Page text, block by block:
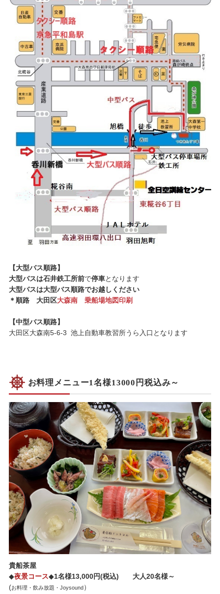
【大型バス順路】
大型バスは石井鉄工所前で停車となります
大型バスは大型バス順路でお越しください
＊順路 大田区大森南 乗船場地図印刷
【中型バス順路】
大田区大森南5-6-3 池上自動車教習所うら入口となります
お料理メニュー1名様13000円税込み～
貴船茶屋
◆夜景コース◆1名様13,000円(税込) 大人20名様～
(お料理・飲み放題・Joysound）